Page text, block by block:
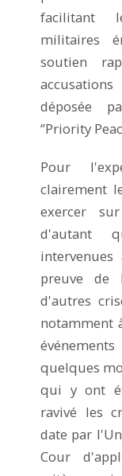
facilitant
militaires
soutien
déposée
‘’Priority
Pour
clairement
exercer
d'autant
preuve de
d'autres
notamment
quelques
qui y ont
ravivé les
date par
Cour